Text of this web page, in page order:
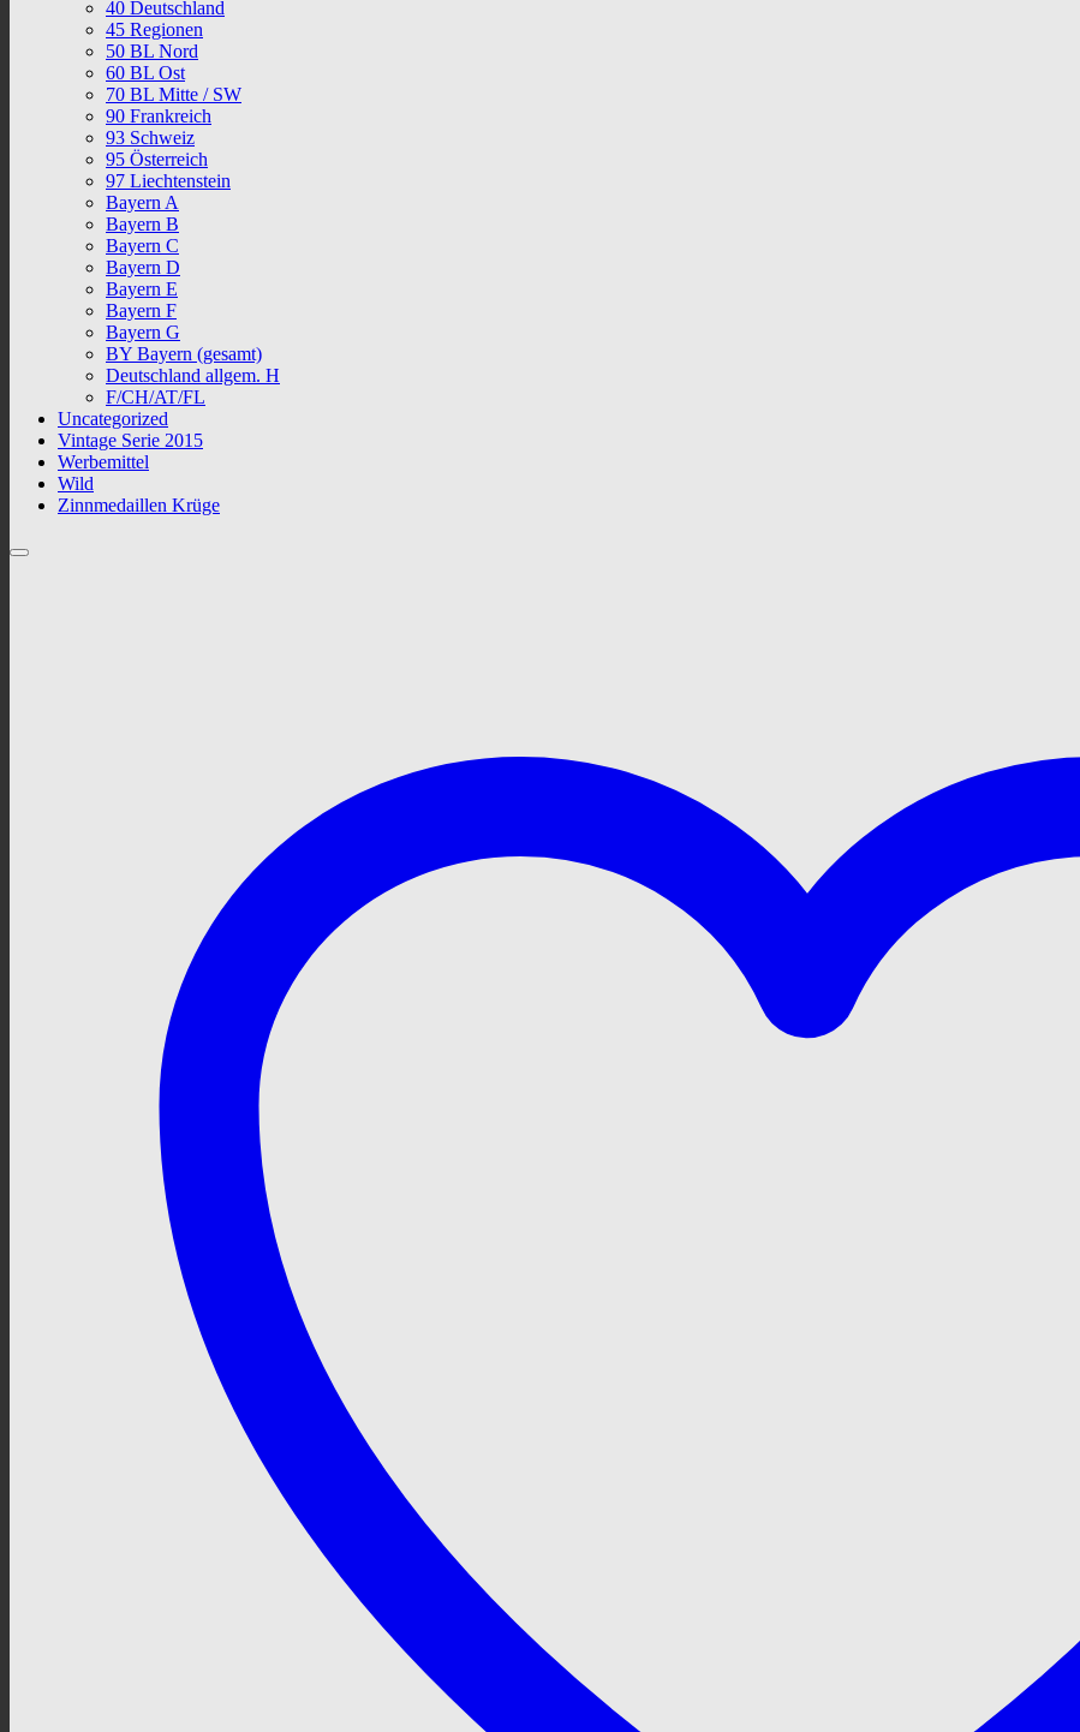
40 Deutschland
45 Regionen
50 BL Nord
60 BL Ost
70 BL Mitte / SW
90 Frankreich
93 Schweiz
95 Österreich
97 Liechtenstein
Bayern A
Bayern B
Bayern C
Bayern D
Bayern E
Bayern F
Bayern G
BY Bayern (gesamt)
Deutschland allgem. H
F/CH/AT/FL
Uncategorized
Vintage Serie 2015
Werbemittel
Wild
Zinnmedaillen Krüge